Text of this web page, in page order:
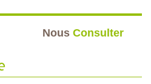
Nous Consulter